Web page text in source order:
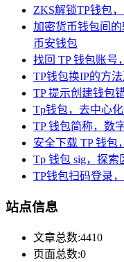
ZKS解锁TP钱包
加密货币钱包间
币安钱包
找回 TP 钱包账号
TP钱包换IP的方
TP 提示创建钱包
Tp钱包，去中心
TP 钱包简称，数
安全下载 TP 钱包
Tp 钱包 sig，探索
TP钱包扫码登录
站点信息
文章总数:4410
页面总数:0